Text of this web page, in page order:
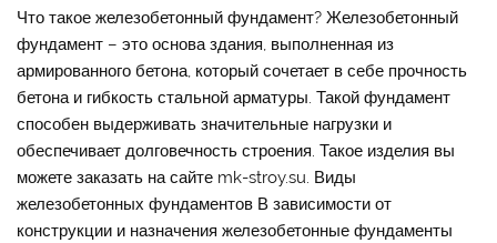
Что такое железобетонный фундамент? Железобетонный
фундамент – это основа здания, выполненная из
армированного бетона, который сочетает в себе прочность
бетона и гибкость стальной арматуры. Такой фундамент
способен выдерживать значительные нагрузки и
обеспечивает долговечность строения. Такое изделия вы
можете заказать на сайте mk-stroy.su. Виды
железобетонных фундаментов В зависимости от
конструкции и назначения железобетонные фундаменты